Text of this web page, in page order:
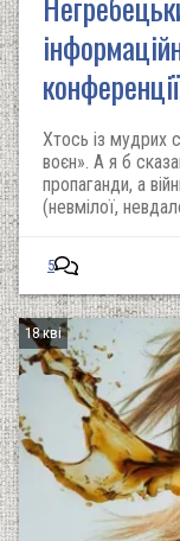
Хтось із мудрих
воєн». А я б
пропаганди, а
(невмілої,
5
18 кві